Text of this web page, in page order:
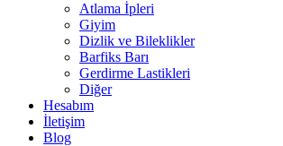
Atlama İpleri
Giyim
Dizlik ve Bileklikler
Barfiks Barı
Gerdirme Lastikleri
Diğer
Hesabım
İletişim
Blog